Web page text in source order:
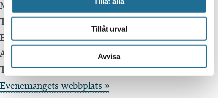
Tillåt urval
Avvisa
Motala
Telefon:0141-21 20 08
E-mail:
Arrangör:
Telefonnummer arrangör:
Evenemangets webbplats »